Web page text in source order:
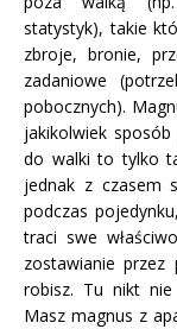
statystyk), takie
zbroje, bronie,
zadaniowe
pobocznych).
jakikolwiek
do walki to tylko
jednak z czasem
podczas
traci swe
zostawianie
robisz. Tu nikt
Masz magnus z